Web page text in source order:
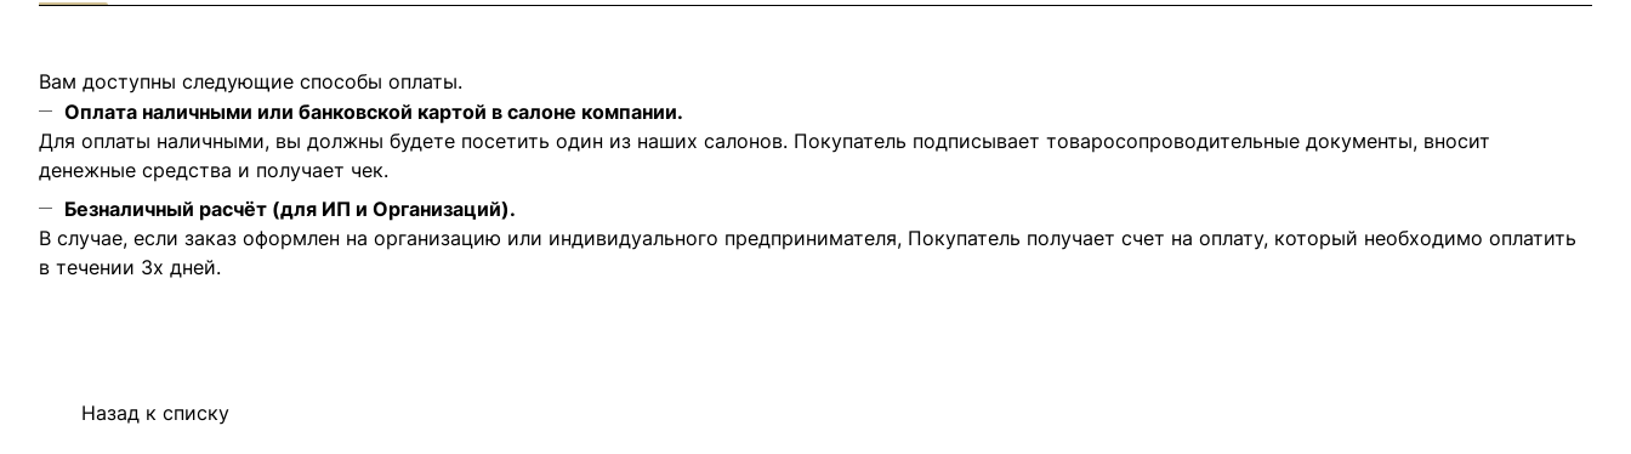
Вам доступны следующие способы оплаты.
Оплата наличными или банковской картой в салоне компании.
Для оплаты наличными, вы должны будете посетить один из наших салонов. Покупатель подписывает товаросопроводительные документы, вносит
денежные средства и получает чек.
Безналичный расчёт (для ИП и Организаций).
В случае, если заказ оформлен на организацию или индивидуального предпринимателя, Покупатель получает счет на оплату, который необходимо оплатить
в течении 3х дней.
Назад к списку